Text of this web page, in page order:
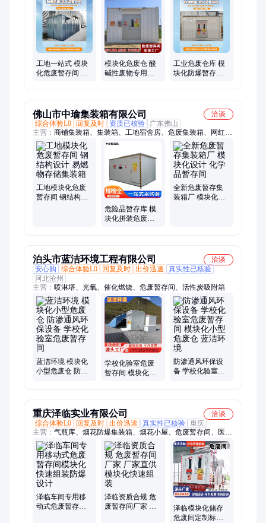
所、铝合金保安亭、保安岗亭、办公室特制箱、活动房、平板
箱、活动板房、工地宿舍房、网红集装箱、岗亭
工地一站式 模块
化危废暂存间 标
模块化危废仓 酸
碱性废物专用存
工业危废仓库 模
块化防爆暂存间
佛山市中瑜集装箱有限公司
洽谈
综合体验L0
回复及时 资质已核验
广东佛山
主营： 商铺集装箱、集装箱、工地宿舍房、危废集装箱、网红集
装箱
工地模块化危废
暂存间 钢结构设
危险品暂存库 模
块化拼装危废暂
全新危废暂存集
装箱厂 模块化设
泊头市蓝洁环境工程有限公司
洽谈
安心购
综合体验L0 回复及时 出价迅速
真实性已核验
河北沧州
主营： 喷淋塔、光氧、催化燃烧、危废暂存间、活性炭吸附箱
蓝洁环境 模块化
小型危废仓 防渗
学校化验室危废
暂存间 模块化小
防渗通风环保设
备 学校化验室危
重庆泽临实业有限公司
洽谈
综合体验L0
回复及时 出价迅速 真实性已核验 重庆
主营： 气瓶库、烟花防爆集装箱、烟花小屋、危废暂存间、医疗
危废暂存间、危废间集装箱、防爆危废间、危废库、防爆分析小
屋、预制舱、方舱、特种集装箱、危化品仓
泽临车间专用移
动式危废暂存间
泽临资质合规 危
废暂存间厂家 厂
泽临模块化储存
危废间定制标识